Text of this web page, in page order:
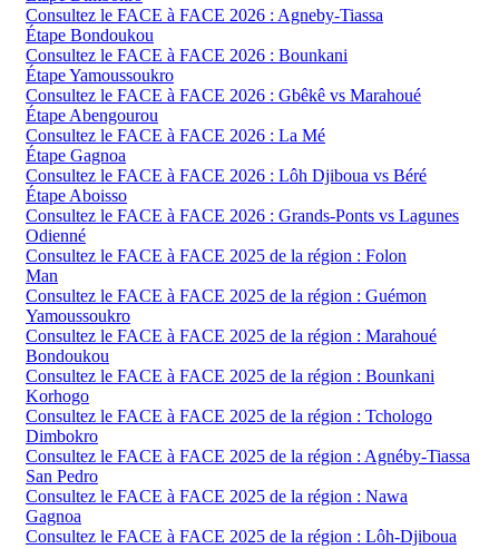
Consultez le FACE à FACE 2026 : Agneby-Tiassa
Étape Bondoukou
Consultez le FACE à FACE 2026 : Bounkani
Étape Yamoussoukro
Consultez le FACE à FACE 2026 : Gbêkê vs Marahoué
Étape Abengourou
Consultez le FACE à FACE 2026 : La Mé
Étape Gagnoa
Consultez le FACE à FACE 2026 : Lôh Djiboua vs Béré
Étape Aboisso
Consultez le FACE à FACE 2026 : Grands-Ponts vs Lagunes
Odienné
Consultez le FACE à FACE 2025 de la région : Folon
Man
Consultez le FACE à FACE 2025 de la région : Guémon
Yamoussoukro
Consultez le FACE à FACE 2025 de la région : Marahoué
Bondoukou
Consultez le FACE à FACE 2025 de la région : Bounkani
Korhogo
Consultez le FACE à FACE 2025 de la région : Tchologo
Dimbokro
Consultez le FACE à FACE 2025 de la région : Agnéby-Tiassa
San Pedro
Consultez le FACE à FACE 2025 de la région : Nawa
Gagnoa
Consultez le FACE à FACE 2025 de la région : Lôh-Djiboua